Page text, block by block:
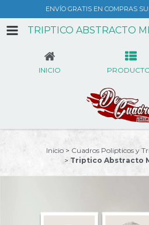
ENVÍO GRATIS EN COMPRAS
TRIPTICO ABSTRACTO
INICIO
Inicio > Cuadros Polipticos y
> Triptico Abstracto